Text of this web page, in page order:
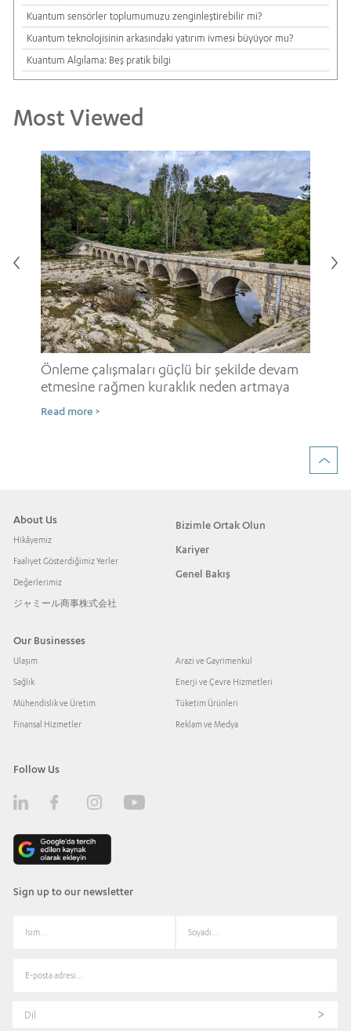
Kuantum sensörler toplumumuzu zenginleştirebilir mi?
Kuantum teknolojisinin arkasındaki yatırım ivmesi büyüyor mu?
Kuantum Algılama: Beş pratik bilgi
Most Viewed
Önleme çalışmaları güçlü bir şekilde devam
etmesine rağmen kuraklık neden artmaya
devam ediyor?
Read more >
About Us
Hikâyemiz
Faaliyet Gösterdiğimiz Yerler
Değerlerimiz
ジャミール商事株式会社
Bizimle Ortak Olun
Kariyer
Genel Bakış
Our Businesses
Ulaşım
Sağlık
Mühendislik ve Üretim
Finansal Hizmetler
Arazi ve Gayrimenkul
Enerji ve Çevre Hizmetleri
Tüketim Ürünleri
Reklam ve Medya
Follow Us
Sign up to our newsletter
Dil